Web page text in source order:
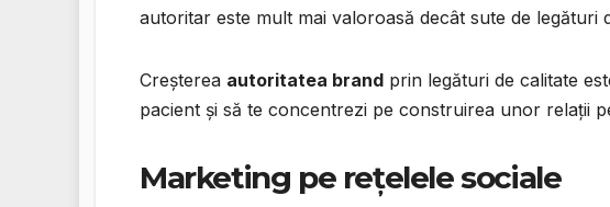
autoritar este mult mai valoroasă decât sute de legături
Creșterea autoritatea brand prin legături de calitate
pacient și să te concentrezi pe construirea unor relații
Marketing pe rețelele sociale